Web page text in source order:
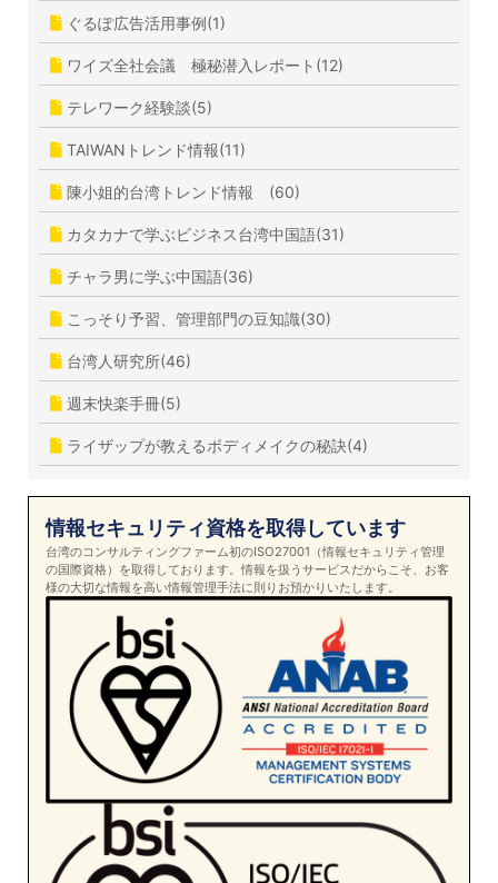
ぐるぽ広告活用事例(1)
ワイズ全社会議 極秘潜入レポート(12)
テレワーク経験談(5)
TAIWANトレンド情報(11)
陳小姐的台湾トレンド情報 (60)
カタカナで学ぶビジネス台湾中国語(31)
チャラ男に学ぶ中国語(36)
こっそり予習、管理部門の豆知識(30)
台湾人研究所(46)
週末快楽手冊(5)
ライザップが教えるボディメイクの秘訣(4)
情報セキュリティ資格を取得しています
台湾のコンサルティングファーム初のISO27001（情報セキュリティ管理
の国際資格）を取得しております。情報を扱うサービスだからこそ、お客
様の大切な情報を高い情報管理手法に則りお預かりいたします。